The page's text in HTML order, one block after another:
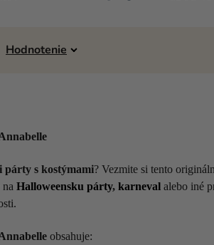
Hodnotenie
párty s kostýmami? Vezmite si tento
Halloweensku párty, karneval alebo iné
obsahuje: